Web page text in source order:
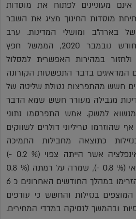
מעוניינים לפתוח את מוסדות
מוסדות החינוך מציג את השבר
בארה"ב ומושלי המדינות. ערב
הבחירות הצפויות בחודש נובמבר 2020, הממשל חפץ
במהירות האפשרית למסלול
המדאיגים בדבר התפשטות הקורונה
חשש מהתפרצות נטולת שליטה של
מגבילה מעורר חשש שמא הדבר
מנשוא למשק. אמש התפרסמו נתוני
שהוזרמו טריליוני דולרים לשווקים
כתוצאה מחבילות התמיכה
והריביות הנמוכות, האינפלציה אשר הייתה צפוי (% 0.2 -)
לעלות ביחס לחודש מאי (% 0.8 -), שמרה על רמתה (% 0.8
-). הבנקים המרכזיים הזרימו במהלך החודשים האחרונים כ 6
המוצפים בנזילות והחשש כי עודפים
ובהמשך לנסיקה במדדי המחירים.